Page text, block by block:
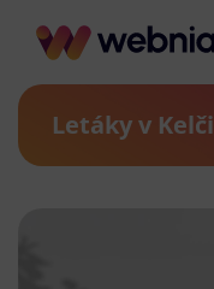
Letáky v Kelči